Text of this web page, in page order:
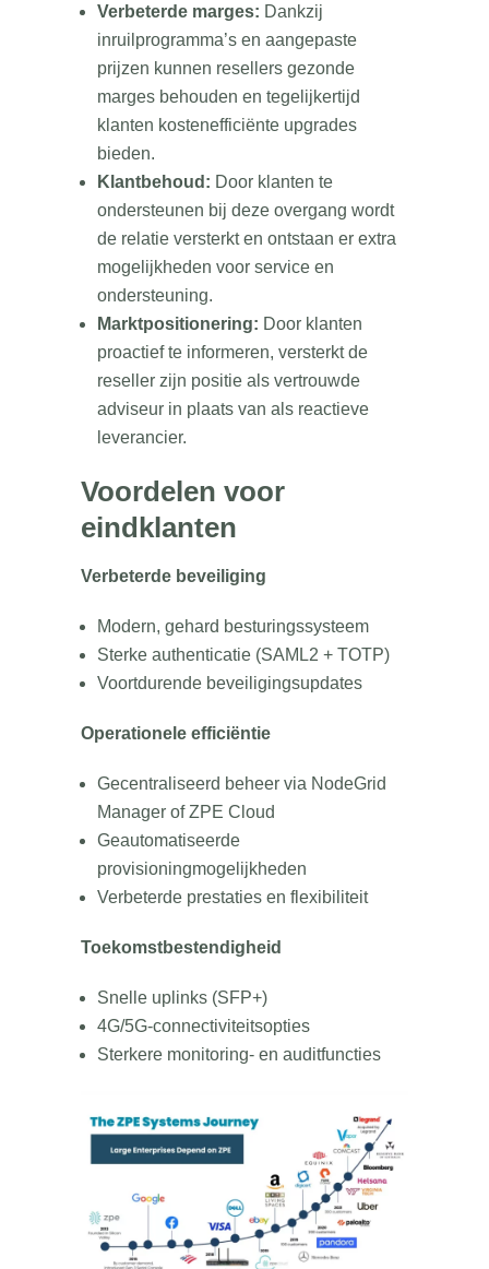
Verbeterde marges: Dankzij
inruilprogramma’s en aangepaste
prijzen kunnen resellers gezonde
marges behouden en tegelijkertijd
klanten kostenefficiënte upgrades
bieden.
Klantbehoud: Door klanten te
ondersteunen bij deze overgang wordt
de relatie versterkt en ontstaan er extra
mogelijkheden voor service en
ondersteuning.
Marktpositionering: Door klanten
proactief te informeren, versterkt de
reseller zijn positie als vertrouwde
adviseur in plaats van als reactieve
leverancier.
Voordelen voor
eindklanten
Verbeterde beveiliging
Modern, gehard besturingssysteem
Sterke authenticatie (SAML2 + TOTP)
Voortdurende beveiligingsupdates
Operationele efficiëntie
Gecentraliseerd beheer via NodeGrid
Manager of ZPE Cloud
Geautomatiseerde
provisioningmogelijkheden
Verbeterde prestaties en flexibiliteit
Toekomstbestendigheid
Snelle uplinks (SFP+)
4G/5G-connectiviteitsopties
Sterkere monitoring- en auditfuncties